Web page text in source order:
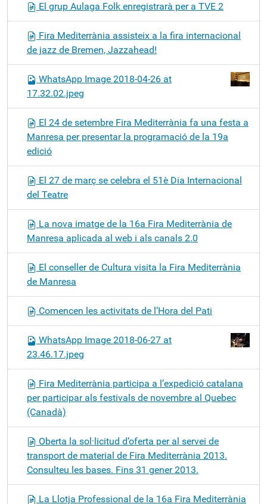
El grup Aulaga Folk enregistrarà per a TVE 2
Fira Mediterrània assisteix a la fira internacional
de jazz de Bremen, Jazzahead!
WhatsApp Image 2018-04-26 at
17.32.02.jpeg
El 24 de setembre Fira Mediterrània fa una festa a
Manresa per presentar la programació de la 19a
edició
El 27 de març se celebra el 51è Dia Internacional
del Teatre
La nova imatge de la 16a Fira Mediterrània de
Manresa aplicada al web i als canals 2.0
El conseller de Cultura visita la Fira Mediterrània
de Manresa
Comencen les activitats de l’Hora del Pati
WhatsApp Image 2018-06-27 at
23.46.17.jpeg
Fira Mediterrània participa a l’expedició catalana
per participar als festivals de novembre al Quebec
(Canadà)
Oberta la sol·licitud d’oferta per al servei de
transport de material de Fira Mediterrània 2013.
Consulteu les bases. Fins 31 gener 2013.
La Llotja Professional de la 16a Fira Mediterrània